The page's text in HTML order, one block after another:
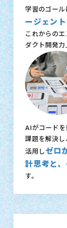
学習のゴール
ージェン
これからの
ダクト開発力
AIがコード
課題を解決
活用しゼロ
計思考と
す。